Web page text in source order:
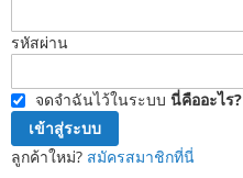
รหัสผ่าน
จดจำฉันไว้ในระบบ นี่คืออะไร?
เข้าสู่ระบบ
ลูกค้าใหม่? สมัครสมาชิกที่นี่